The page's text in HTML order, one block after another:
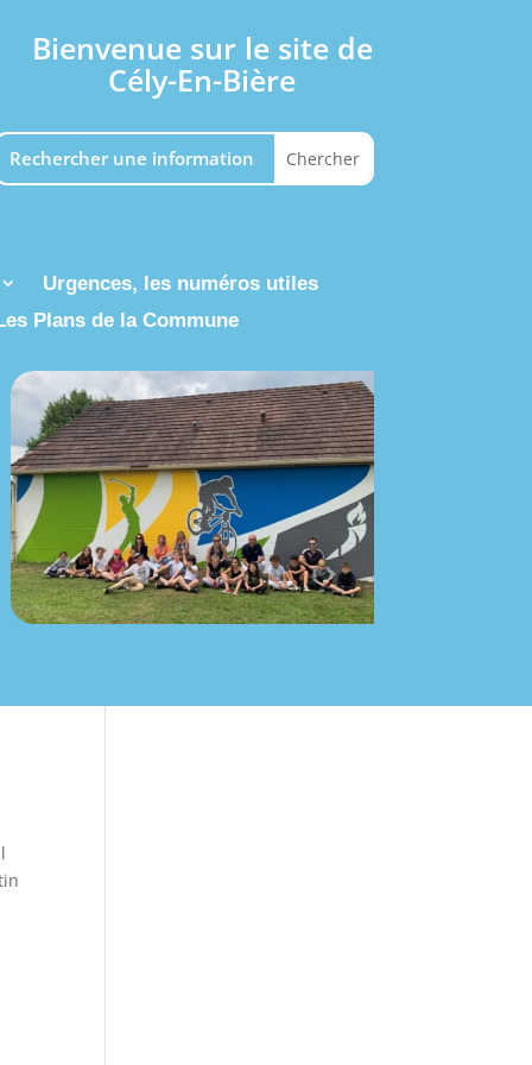
Bienvenue sur le site de
Cély-En-Bière
Urgences, les numéros utiles
Plans de la Commune